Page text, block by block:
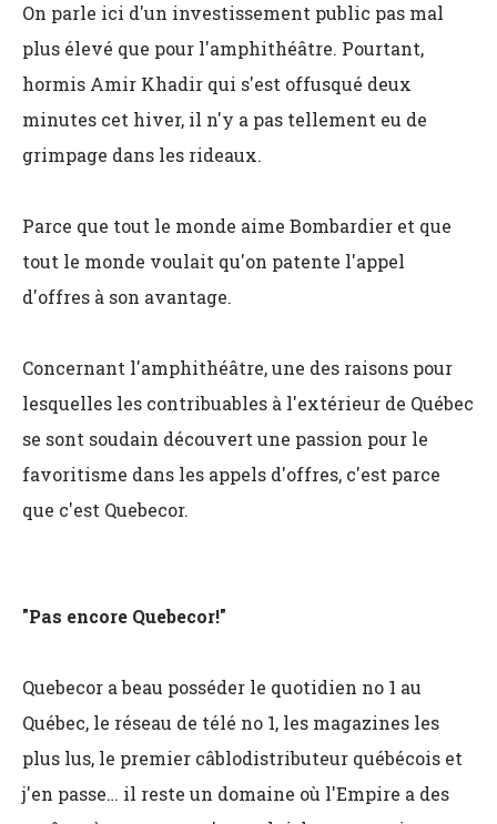
On parle ici d'un investissement public pas mal
plus élevé que pour l'amphithéâtre. Pourtant,
hormis Amir Khadir qui s'est offusqué deux
minutes cet hiver, il n'y a pas tellement eu de
grimpage dans les rideaux.
Parce que tout le monde aime Bombardier et que
tout le monde voulait qu'on patente l'appel
d'offres à son avantage.
Concernant l'amphithéâtre, une des raisons pour
lesquelles les contribuables à l'extérieur de Québec
se sont soudain découvert une passion pour le
favoritisme dans les appels d'offres, c'est parce
que c'est Quebecor.
"Pas encore Quebecor!"
Quebecor a beau posséder le quotidien no 1 au
Québec, le réseau de télé no 1, les magazines les
plus lus, le premier câblodistributeur québécois et
j'en passe… il reste un domaine où l'Empire a des